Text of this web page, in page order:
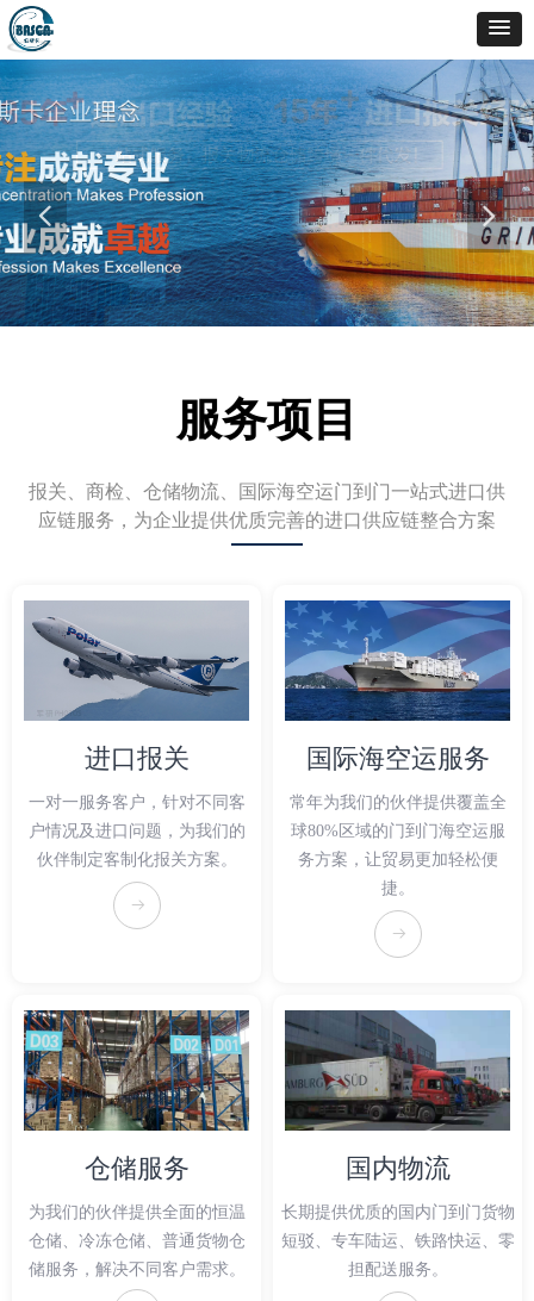
服务项目
报关、商检、仓储物流、国际海空运门到门一站式进口供
应链服务，为企业提供优质完善的进口供应链整合方案
뀠
进口报关
一对一服务客户，针对不同客
户情况及进口问题，为我们的
伙伴制定客制化报关方案。
뀠
国际海空运服务
常年为我们的伙伴提供覆盖全
球80%区域的门到门海空运服
务方案，让贸易更加轻松便
捷。
仓储服务
为我们的伙伴提供全面的恒温
仓储、冷冻仓储、普通货物仓
储服务，解决不同客户需求。
国内物流
长期提供优质的国内门到门货物
短驳、专车陆运、铁路快运、零
担配送服务。
넳 넲